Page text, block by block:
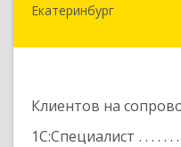
Екатеринбург
Клиентов на
1С:Специалист
620000,